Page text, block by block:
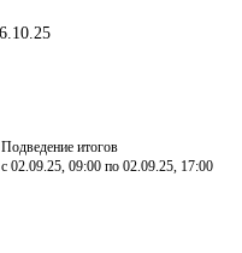
Подведение итогов
с 02.09.25, 09:00 по 02.09.25, 17:00